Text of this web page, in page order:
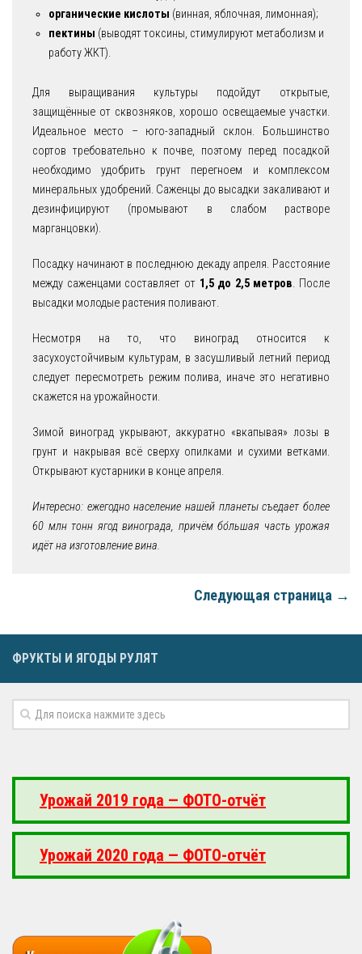
органические кислоты (винная, яблочная, лимонная);
пектины (выводят токсины, стимулируют метаболизм и
работу ЖКТ).
Для выращивания культуры подойдут открытые,
защищённые от сквозняков, хорошо освещаемые участки.
Идеальное место – юго-западный склон. Большинство
сортов требовательно к почве, поэтому перед посадкой
необходимо удобрить грунт перегноем и комплексом
минеральных удобрений. Саженцы до высадки закаливают и
дезинфицируют (промывают в слабом растворе
марганцовки).
Посадку начинают в последнюю декаду апреля. Расстояние
между саженцами составляет от 1,5 до 2,5 метров. После
высадки молодые растения поливают.
Несмотря на то, что виноград относится к
засухоустойчивым культурам, в засушливый летний период
следует пересмотреть режим полива, иначе это негативно
скажется на урожайности.
Зимой виноград укрывают, аккуратно «вкапывая» лозы в
грунт и накрывая всё сверху опилками и сухими ветками.
Открывают кустарники в конце апреля.
Интересно: ежегодно население нашей планеты съедает более
60 млн тонн ягод винограда, причём бо́льшая часть урожая
идёт на изготовление вина.
Следующая страница →
ФРУКТЫ И ЯГОДЫ РУЛЯТ
Урожай 2019 года — ФОТО-отчёт
Урожай 2020 года — ФОТО-отчёт